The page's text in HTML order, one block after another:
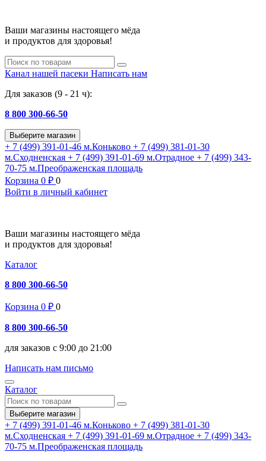
Ваши магазины настоящего мёда
и продуктов для здоровья!
Канал нашей пасеки Написать нам
Для заказов (9 - 21 ч):
8 800 300-66-50
Выберите магазин
+ 7 (499) 391-01-46 м.Коньково + 7 (499) 381-01-30
м.Сходненская + 7 (499) 391-01-69 м.Отрадное + 7 (499) 343-
70-75 м.Преображенская площадь
Корзина 0 ₽ 0
Войти в личный кабинет
Ваши магазины настоящего мёда
и продуктов для здоровья!
Каталог
8 800 300-66-50
Корзина 0 ₽ 0
8 800 300-66-50
для заказов с 9:00 до 21:00
Написать нам письмо
Каталог
Выберите магазин
+ 7 (499) 391-01-46 м.Коньково + 7 (499) 381-01-30
м.Сходненская + 7 (499) 391-01-69 м.Отрадное + 7 (499) 343-
70-75 м.Преображенская площадь